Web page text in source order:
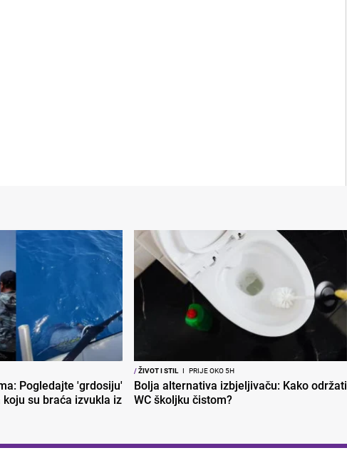
Pogledajte 'grdosiju'
su braća izvukla iz
/ŽIVOT I STIL I PRIJE OKO 5H
Bolja alternativa izbjeljivaču: Kako održati
WC školjku čistom?